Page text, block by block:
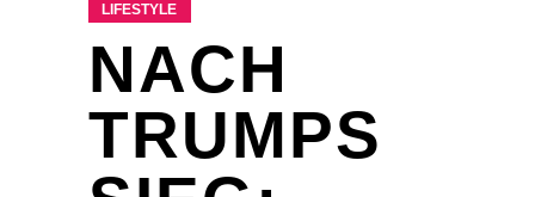
LIFESTYLE
NACH
TRUMPS